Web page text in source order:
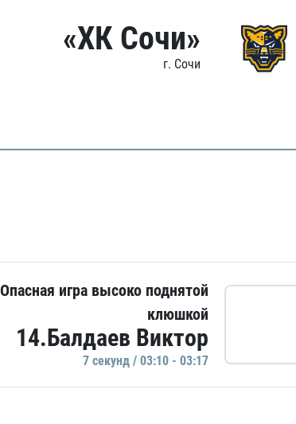
«ХК Сочи»
г. Сочи
Опасная игра высоко поднятой
клюшкой
14.Балдаев Виктор
7 секунд / 03:10 - 03:17